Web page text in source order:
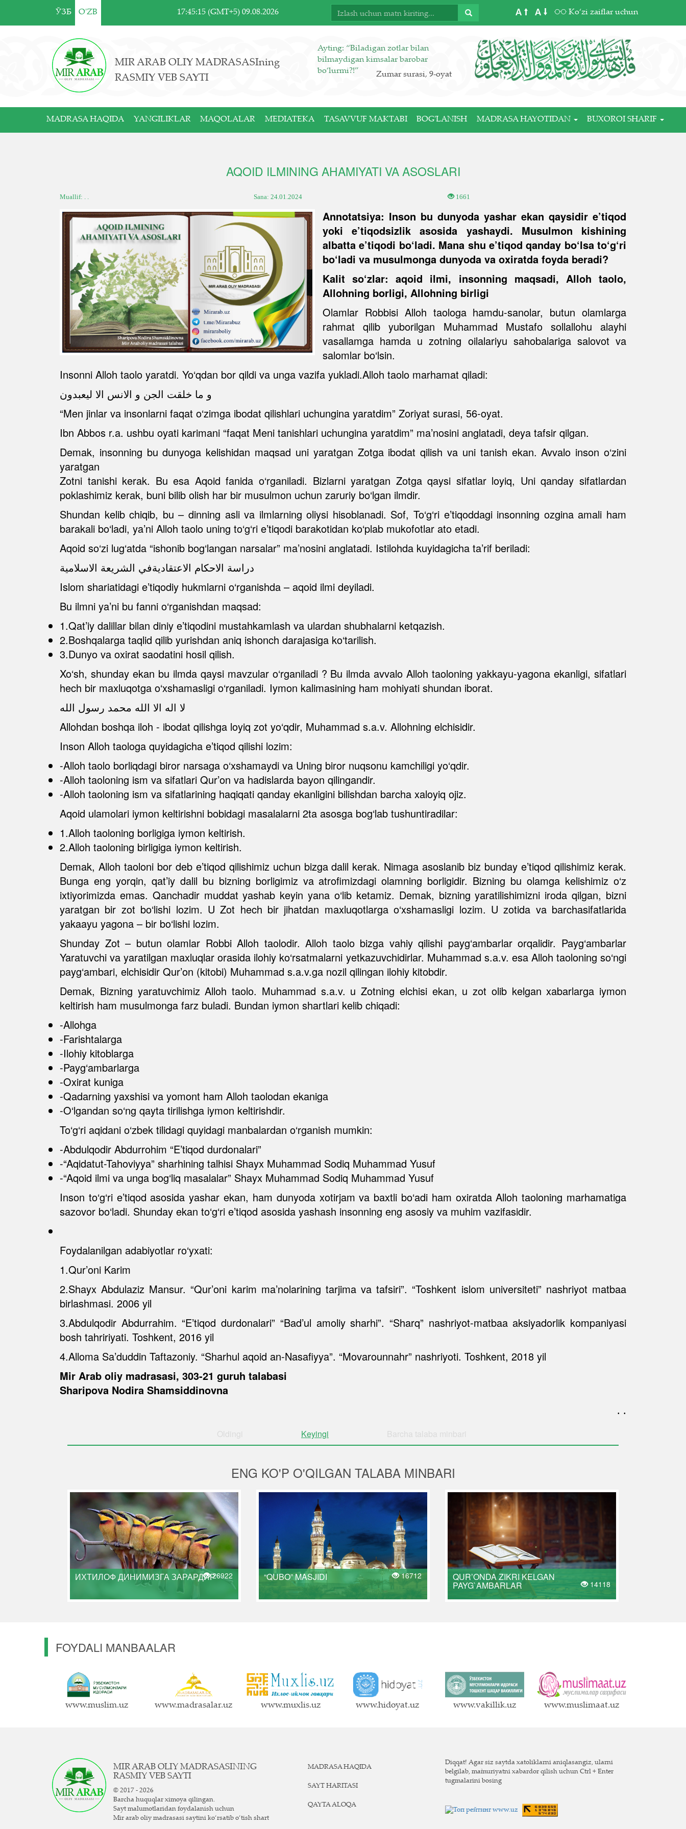
ЎЗБ O'ZB 17:45:15 (GMT+5) 09.08.2026 A A Ko‘zi zaiflar uchun
MIR ARAB OLIY MADRASASIning
RASMIY VEB SAYTI
Ayting: “Biladigan zotlar bilan
bilmaydigan kimsalar barobar
bo‘lurmi?!”
Zumar surasi, 9-oyat
MADRASA HAQIDA YANGILIKLAR MAQOLALAR MEDIATEKA TASAVVUF MAKTABI BOG'LANISH MADRASA HAYOTIDAN BUXOROI SHARIF
AQOID ILMINING AHAMIYATI VA ASOSLARI
Muallif: . . Sana: 24.01.2024 1661
Annotatsiya: Inson bu dunyoda yashar ekan qaysidir e’tiqod
yoki e’tiqodsizlik asosida yashaydi. Musulmon kishining
albatta e’tiqodi bo‘ladi. Mana shu e’tiqod qanday bo‘lsa to‘g‘ri
bo‘ladi va musulmonga dunyoda va oxiratda foyda beradi?
Kalit so‘zlar: aqoid ilmi, insonning maqsadi, Alloh taolo,
Allohning borligi, Allohning birligi
Olamlar Robbisi Alloh taologa hamdu-sanolar, butun olamlarga
rahmat qilib yuborilgan Muhammad Mustafo sollallohu alayhi
vasallamga hamda u zotning oilalariyu sahobalariga salovot va
salomlar bo‘lsin.
Insonni Alloh taolo yaratdi. Yo‘qdan bor qildi va unga vazifa yukladi.Alloh taolo marhamat qiladi:
و ما خلقت الجن و الانس الا ليعبدون
“Men jinlar va insonlarni faqat o‘zimga ibodat qilishlari uchungina yaratdim” Zoriyat surasi, 56-oyat.
Ibn Abbos r.a. ushbu oyati karimani “faqat Meni tanishlari uchungina yaratdim” ma’nosini anglatadi, deya tafsir qilgan.
Demak, insonning bu dunyoga kelishidan maqsad uni yaratgan Zotga ibodat qilish va uni tanish ekan. Avvalo inson o‘zini
yaratgan
Zotni tanishi kerak. Bu esa Aqoid fanida o‘rganiladi. Bizlarni yaratgan Zotga qaysi sifatlar loyiq, Uni qanday sifatlardan
poklashimiz kerak, buni bilib olish har bir musulmon uchun zaruriy bo‘lgan ilmdir.
Shundan kelib chiqib, bu – dinning asli va ilmlarning oliysi hisoblanadi. Sof, To‘g‘ri e’tiqoddagi insonning ozgina amali ham
barakali bo‘ladi, ya’ni Alloh taolo uning to‘g‘ri e’tiqodi barakotidan ko‘plab mukofotlar ato etadi.
Aqoid so‘zi lug‘atda “ishonib bog‘langan narsalar” ma’nosini anglatadi. Istilohda kuyidagicha ta’rif beriladi:
دراسة الاحكام الاعتقاديةفي الشريعة الاسلامية
Islom shariatidagi e’tiqodiy hukmlarni o‘rganishda – aqoid ilmi deyiladi.
Bu ilmni ya’ni bu fanni o‘rganishdan maqsad:
1.Qat’iy dalillar bilan diniy e’tiqodini mustahkamlash va ulardan shubhalarni ketqazish.
2.Boshqalarga taqlid qilib yurishdan aniq ishonch darajasiga ko‘tarilish.
3.Dunyo va oxirat saodatini hosil qilish.
Xo‘sh, shunday ekan bu ilmda qaysi mavzular o‘rganiladi ? Bu ilmda avvalo Alloh taoloning yakkayu-yagona ekanligi, sifatlari
hech bir maxluqotga o‘xshamasligi o‘rganiladi. Iymon kalimasining ham mohiyati shundan iborat.
لا اله الا الله محمد رسول الله
Allohdan boshqa iloh - ibodat qilishga loyiq zot yo‘qdir, Muhammad s.a.v. Allohning elchisidir.
Inson Alloh taologa quyidagicha e’tiqod qilishi lozim:
-Alloh taolo borliqdagi biror narsaga o‘xshamaydi va Uning biror nuqsonu kamchiligi yo‘qdir.
-Alloh taoloning ism va sifatlari Qur’on va hadislarda bayon qilingandir.
-Alloh taoloning ism va sifatlarining haqiqati qanday ekanligini bilishdan barcha xaloyiq ojiz.
Aqoid ulamolari iymon keltirishni bobidagi masalalarni 2ta asosga bog‘lab tushuntiradilar:
1.Alloh taoloning borligiga iymon keltirish.
2.Alloh taoloning birligiga iymon keltirish.
Demak, Alloh taoloni bor deb e’tiqod qilishimiz uchun bizga dalil kerak. Nimaga asoslanib biz bunday e’tiqod qilishimiz kerak.
Bunga eng yorqin, qat’iy dalil bu bizning borligimiz va atrofimizdagi olamning borligidir. Bizning bu olamga kelishimiz o‘z
ixtiyorimizda emas. Qanchadir muddat yashab keyin yana o‘lib ketamiz. Demak, bizning yaratilishimizni iroda qilgan, bizni
yaratgan bir zot bo‘lishi lozim. U Zot hech bir jihatdan maxluqotlarga o‘xshamasligi lozim. U zotida va barchasifatlarida
yakaayu yagona – bir bo‘lishi lozim.
Shunday Zot – butun olamlar Robbi Alloh taolodir. Alloh taolo bizga vahiy qilishi payg‘ambarlar orqalidir. Payg‘ambarlar
Yaratuvchi va yaratilgan maxluqlar orasida ilohiy ko‘rsatmalarni yetkazuvchidirlar. Muhammad s.a.v. esa Alloh taoloning so‘ngi
payg‘ambari, elchisidir Qur’on (kitobi) Muhammad s.a.v.ga nozil qilingan ilohiy kitobdir.
Demak, Bizning yaratuvchimiz Alloh taolo. Muhammad s.a.v. u Zotning elchisi ekan, u zot olib kelgan xabarlarga iymon
keltirish ham musulmonga farz buladi. Bundan iymon shartlari kelib chiqadi:
-Allohga
-Farishtalarga
-Ilohiy kitoblarga
-Payg‘ambarlarga
-Oxirat kuniga
-Qadarning yaxshisi va yomont ham Alloh taolodan ekaniga
-O‘lgandan so‘ng qayta tirilishga iymon keltirishdir.
To‘g‘ri aqidani o‘zbek tilidagi quyidagi manbalardan o‘rganish mumkin:
-Abdulqodir Abdurrohim “E’tiqod durdonalari”
-“Aqidatut-Tahoviyya” sharhining talhisi Shayx Muhammad Sodiq Muhammad Yusuf
-“Aqoid ilmi va unga bog‘liq masalalar” Shayx Muhammad Sodiq Muhammad Yusuf
Inson to‘g‘ri e’tiqod asosida yashar ekan, ham dunyoda xotirjam va baxtli bo‘adi ham oxiratda Alloh taoloning marhamatiga
sazovor bo‘ladi. Shunday ekan to‘g‘ri e’tiqod asosida yashash insonning eng asosiy va muhim vazifasidir.
Foydalanilgan adabiyotlar ro‘yxati:
1.Qur’oni Karim
2.Shayx Abdulaziz Mansur. “Qur’oni karim ma’nolarining tarjima va tafsiri”. “Toshkent islom universiteti” nashriyot matbaa
birlashmasi. 2006 yil
3.Abdulqodir Abdurrahim. “E’tiqod durdonalari” “Bad’ul amoliy sharhi”. “Sharq” nashriyot-matbaa aksiyadorlik kompaniyasi
bosh tahririyati. Toshkent, 2016 yil
4.Alloma Sa’duddin Taftazoniy. “Sharhul aqoid an-Nasafiyya”. “Movarounnahr” nashriyoti. Toshkent, 2018 yil
Mir Arab oliy madrasasi, 303-21 guruh talabasi
Sharipova Nodira Shamsiddinovna
. .
Oldingi Keyingi Barcha talaba minbari
ENG KO'P O'QILGAN TALABA MINBARI
ИХТИЛОФ ДИНИМИЗГА ЗАРАРДИР26922 “QUBO” MASJIDI 16712 QUR’ONDA ZIKRI KELGAN
PAYG`AMBARLAR 14118
FOYDALI MANBAALAR
www.muslim.uz www.madrasalar.uz www.muxlis.uz www.hidoyat.uz www.vakillik.uz www.muslimaat.uz
MIR ARAB OLIY MADRASASINING
RASMIY VEB SAYTI
© 2017 - 2026
Barcha huquqlar ximoya qilingan.
Sayt ma`lumotlaridan foydalanish uchun
Mir arab oliy madrasasi saytini ko‘rsatib o‘tish shart
MADRASA HAQIDA
SAYT HARITASI
QAYTA ALOQA
Diqqat! Agar siz saytda xatoliklarni aniqlasangiz, ularni
belgilab, ma`muriyatni xabardor qilish uchun Ctrl + Enter
tugmalarini bosing